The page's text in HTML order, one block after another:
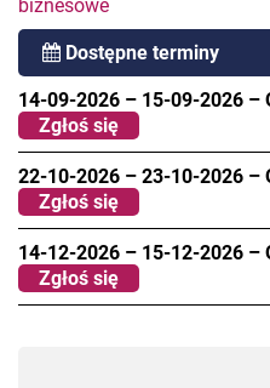
biznesowe
Dostępne terminy
14-09-2026 – 15-09-2026 –
Zgłoś się
22-10-2026 – 23-10-2026 –
Zgłoś się
14-12-2026 – 15-12-2026 –
Zgłoś się